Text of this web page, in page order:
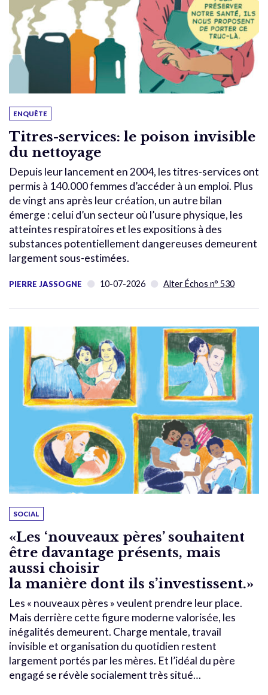
ENQUÊTE
Titres-services: le poison invisible
du nettoyage
Depuis leur lancement en 2004, les titres-services ont
permis à 140.000 femmes d’accéder à un emploi. Plus
de vingt ans après leur création, un autre bilan
émerge : celui d’un secteur où l’usure physique, les
atteintes respiratoires et les expositions à des
substances potentiellement dangereuses demeurent
largement sous-estimées.
PIERRE JASSOGNE 10-07-2026 Alter Échos n° 530
SOCIAL
«Les ‘nouveaux pères’ souhaitent
être davantage présents, mais
aussi choisir
la manière dont ils s’investissent.»
Les « nouveaux pères » veulent prendre leur place.
Mais derrière cette figure moderne valorisée, les
inégalités demeurent. Charge mentale, travail
invisible et organisation du quotidien restent
largement portés par les mères. Et l’idéal du père
engagé se révèle socialement très situé…